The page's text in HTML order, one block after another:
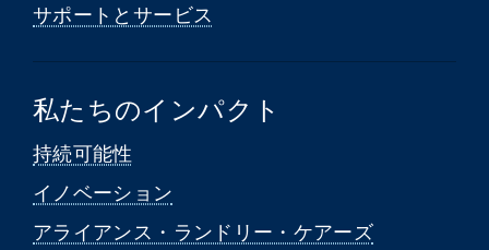
サポートとサービス
私たちのインパクト
持続可能性
イノベーション
アライアンス・ランドリー・ケアーズ